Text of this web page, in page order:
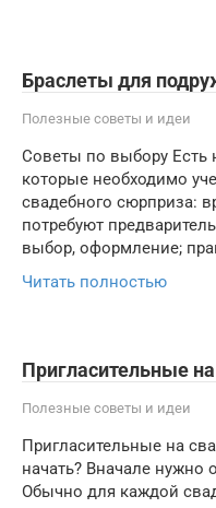
Браслеты для
Полезные советы и идеи
Советы по выбору Есть
которые необходимо
свадебного сюрприза:
потребуют
выбор, оформление;
Читать полностью
Пригласительные
Полезные советы и идеи
Пригласительные на
начать? Вначале
Обычно для каждой